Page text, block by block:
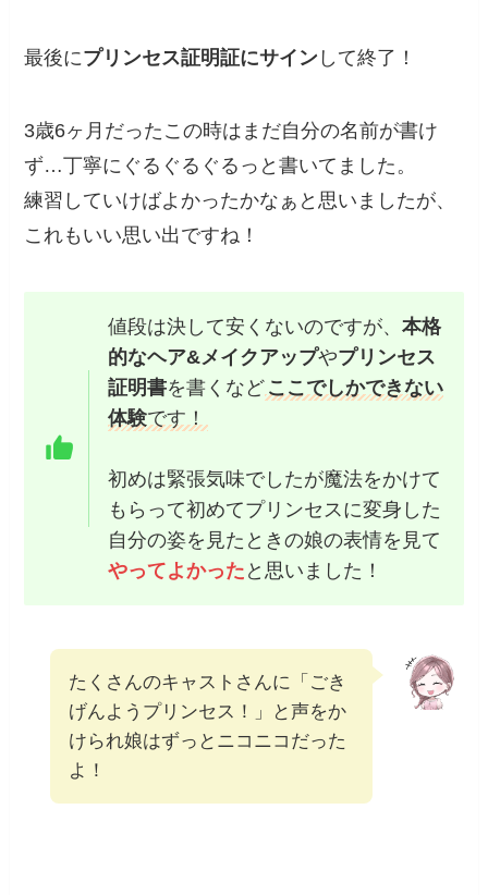
最後にプリンセス証明証にサイン して終了！
3歳6ヶ月だったこの時はまだ自分の名前が書け
ず…丁寧にぐるぐるぐるっと書いてました。
練習していけばよかったかなぁと思いましたが、
これもいい思い出ですね！
値段は決して安くないのですが、 本格
的なヘア&メイクアップやプリンセス
証明書を書くなど ここでしかできない
体験です！
初めは緊張気味でしたが魔法をかけて
もらって初めてプリンセスに変身した
自分の姿を見たときの娘の表情を見て
やってよかった と思いました！
たくさんのキャストさんに「ごき
げんようプリンセス！」と声をか
けられ娘はずっとニコニコだった
よ！